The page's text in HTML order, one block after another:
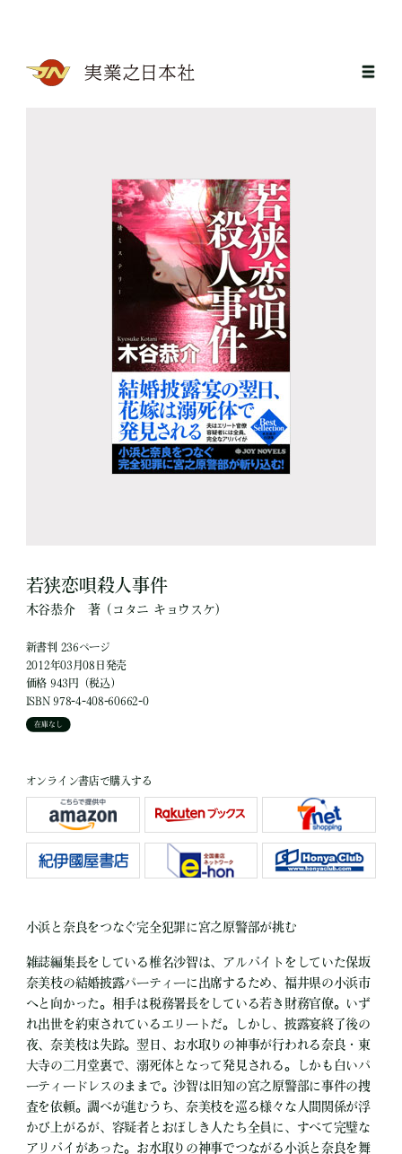
若狭恋唄殺人事件
木谷恭介 著（コタニ キョウスケ）
新書判 236ページ
2012年03月08日発売
価格 943円（税込）
ISBN 978-4-408-60662-0
在庫なし
オンライン書店で購入する
小浜と奈良をつなぐ完全犯罪に宮之原警部が挑む
雑誌編集長をしている椎名沙智は、アルバイトをしていた保坂
奈美枝の結婚披露パーティーに出席するため、福井県の小浜市
へと向かった。相手は税務署長をしている若き財務官僚。いず
れ出世を約束されているエリートだ。しかし、披露宴終了後の
夜、奈美枝は失踪。翌日、お水取りの神事が行われる奈良・東
大寺の二月堂裏で、溺死体となって発見される。しかも白いパ
ーティードレスのままで。沙智は旧知の宮之原警部に事件の捜
査を依頼。調べが進むうち、奈美枝を巡る様々な人間関係が浮
かび上がるが、容疑者とおぼしき人たち全員に、すべて完璧な
アリバイがあった。お水取りの神事でつながる小浜と奈良を舞